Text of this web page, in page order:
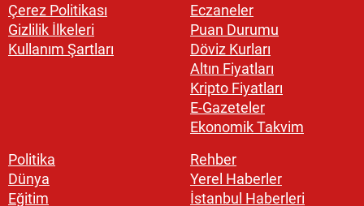
Çerez Politikası
Gizlilik İlkeleri
Kullanım Şartları
Eczaneler
Puan Durumu
Döviz Kurları
Altın Fiyatları
Kripto Fiyatları
E-Gazeteler
Ekonomik Takvim
Politika
Dünya
Eğitim
Rehber
Yerel Haberler
İstanbul Haberleri